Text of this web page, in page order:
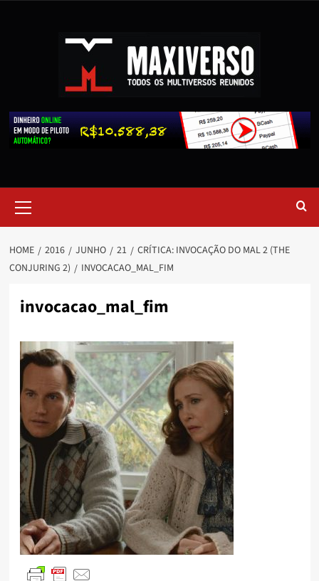
HOME 2016 JUNHO 21
CRÍTICA: INVOCAÇÃO DO MAL 2 (THE
CONJURING 2)
INVOCACAO_MAL_FIM
invocacao_mal_fim